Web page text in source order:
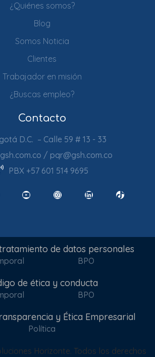
¿Quiénes somos?
Blog
Somos Noticia
Clientes
Trabajador en misión
¿Buscas empleo?
Contacto
D.C. – Calle 59 # 13 - 33
/ pqr@gsh.com.co
PBX +57 601 514 9695
YouTube InstagramLinkedIn TikTok
de datos personales
BPO
de ética y conducta
BPO
y Ética Empresarial
Política
Horizonte. Todos los derechos